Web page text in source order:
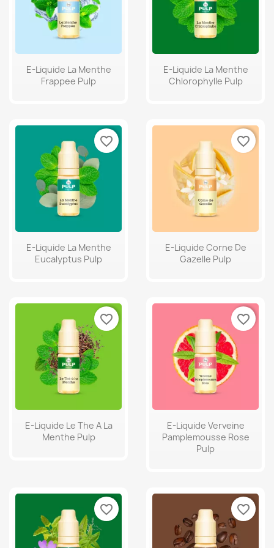
E-Liquide La Menthe
Frappee Pulp
E-Liquide La Menthe
Chlorophylle Pulp
E-Liquide La Menthe
Eucalyptus Pulp
favorite_border
E-Liquide Corne De
Gazelle Pulp
favorite_border
E-Liquide Le The A La
Menthe Pulp
favorite_border
E-Liquide Verveine
Pamplemousse Rose
Pulp
favorite_border
favorite_border favorite_border